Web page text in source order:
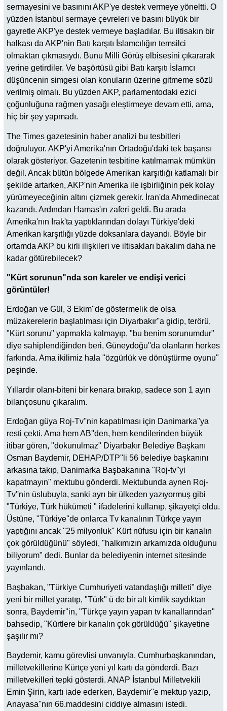
sermayesini ve basınını AKP'ye destek vermeye yöneltti. O
yüzden İstanbul sermaye çevreleri ve basını büyük bir
gayretle AKP'ye destek vermeye başladılar. Bu iltisakın bir
halkası da AKP'nin Batı karşıtı İslamcılığın temsilci
olmaktan çıkmasıydı. Bunu Milli Görüş elbisesini çıkararak
yerine getirdiler. Ve başörtüsü gibi Batı karşıtı İslamcı
düşüncenin simgesi olan konuların üzerine gitmeme sözü
verilmiş olmalı. Bu yüzden AKP, parlamentodaki ezici
çoğunluğuna rağmen yasağı eleştirmeye devam etti, ama,
hiç bir şey yapmadı.
The Times gazetesinin haber analizi bu tesbitleri
doğruluyor. AKP'yi Amerika'nın Ortadoğu'daki tek başarısı
olarak gösteriyor. Gazetenin tesbitine katılmamak mümkün
değil. Ancak bütün bölgede Amerikan karşıtlığı katlamalı bir
şekilde artarken, AKP'nin Amerika ile işbirliğinin pek kolay
yürümeyeceğinin altını çizmek gerekir. İran'da Ahmedinecat
kazandı. Ardından Hamas'ın zaferi geldi. Bu arada
Amerika'nın Irak'ta yaptıklarından dolayı Türkiye'deki
Amerikan karşıtlığı yüzde doksanlara dayandı. Böyle bir
ortamda AKP bu kirli ilişkileri ve iltisakları bakalım daha ne
kadar götürebilecek?
"Kürt sorunun"nda son kareler ve endişi verici
görüntüler!
Erdoğan ve Gül, 3 Ekim''de göstermelik de olsa
müzakerelerin başlatılması için Diyarbakır''a gidip, terörü,
"Kürt sorunu" yapmakla kalmayıp, "bu benim sorunumdur"
diye sahiplendiğinden beri, Güneydoğu''da olanların herkes
farkında. Ama ikilimiz hala "özgürlük ve dönüştürme oyunu"
peşinde.
Yıllardır olanı-biteni bir kenara bırakıp, sadece son 1 ayın
bilançosunu çıkaralım.
Erdoğan güya Roj-Tv''nin kapatılması için Danimarka''ya
resti çekti. Ama hem AB''den, hem kendilerinden büyük
itibar gören, "dokunulmaz" Diyarbakır Belediye Başkanı
Osman Baydemir, DEHAP/DTP''li 56 belediye başkanını
arkasına takıp, Danimarka Başbakanına "Roj-tv''yi
kapatmayın" mektubu gönderdi. Mektubunda aynen Roj-
Tv''nin üslubuyla, sanki ayrı bir ülkeden yazıyormuş gibi
"Türkiye, Türk hükümeti " ifadelerini kullanıp, şikayetçi oldu.
Üstüne, "Türkiye''de onlarca Tv kanalının Türkçe yayın
yaptığını ancak ''25 milyonluk'' Kürt nüfusu için bir kanalın
çok görüldüğünü" söyledi, "halkımızın arkamızda olduğunu
biliyorum" dedi. Bunlar da belediyenin internet sitesinde
yayınlandı.
Başbakan, "Türkiye Cumhuriyeti vatandaşlığı milleti" diye
yeni bir millet yaratıp, "Türk" ü de bir alt kimlik saydıktan
sonra, Baydemir''in, "Türkçe yayın yapan tv kanallarından"
bahsedip, "Kürtlere bir kanalın çok görüldüğü" şikayetine
şaşılır mı?
Baydemir, kamu görevlisi unvanıyla, Cumhurbaşkanından,
milletvekillerine Kürtçe yeni yıl kartı da gönderdi. Bazı
milletvekilleri tepki gösterdi. ANAP İstanbul Milletvekili
Emin Şirin, kartı iade ederken, Baydemir''e mektup yazıp,
Anayasa''nın 66.maddesini ciddiye almasını istedi.